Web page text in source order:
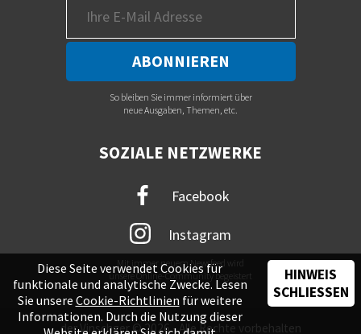
So bleiben Sie immer informiert über
neue Ausgaben, Themen, etc.
SOZIALE NETZWERKE
Facebook
Instagram
Mit immer neuem Newsfeed wird
unsere Online-Community begeistert
der Vinschger © 2026 - Alle Rechte vorbehalten
Diese Seite verwendet Cookies für
funktionale und analytische Zwecke. Lesen
Sie unsere Cookie-Richtlinien für weitere
Informationen. Durch die Nutzung dieser
HINWEIS
SCHLIESSEN